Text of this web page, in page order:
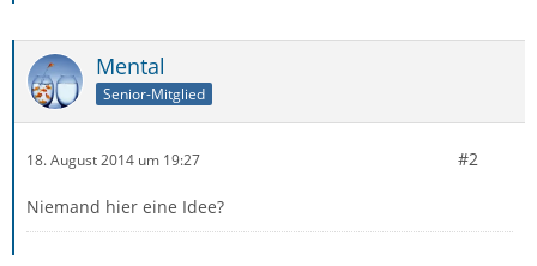
Mental
Senior-Mitglied
18. August 2014 um 19:27 #2
Niemand hier eine Idee?